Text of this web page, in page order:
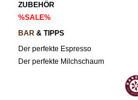
ZUBEHÖR
%SALE%
BAR & TIPPS
Der perfekte Espresso
Der perfekte Milchschaum